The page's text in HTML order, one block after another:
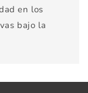
en los
bajo la